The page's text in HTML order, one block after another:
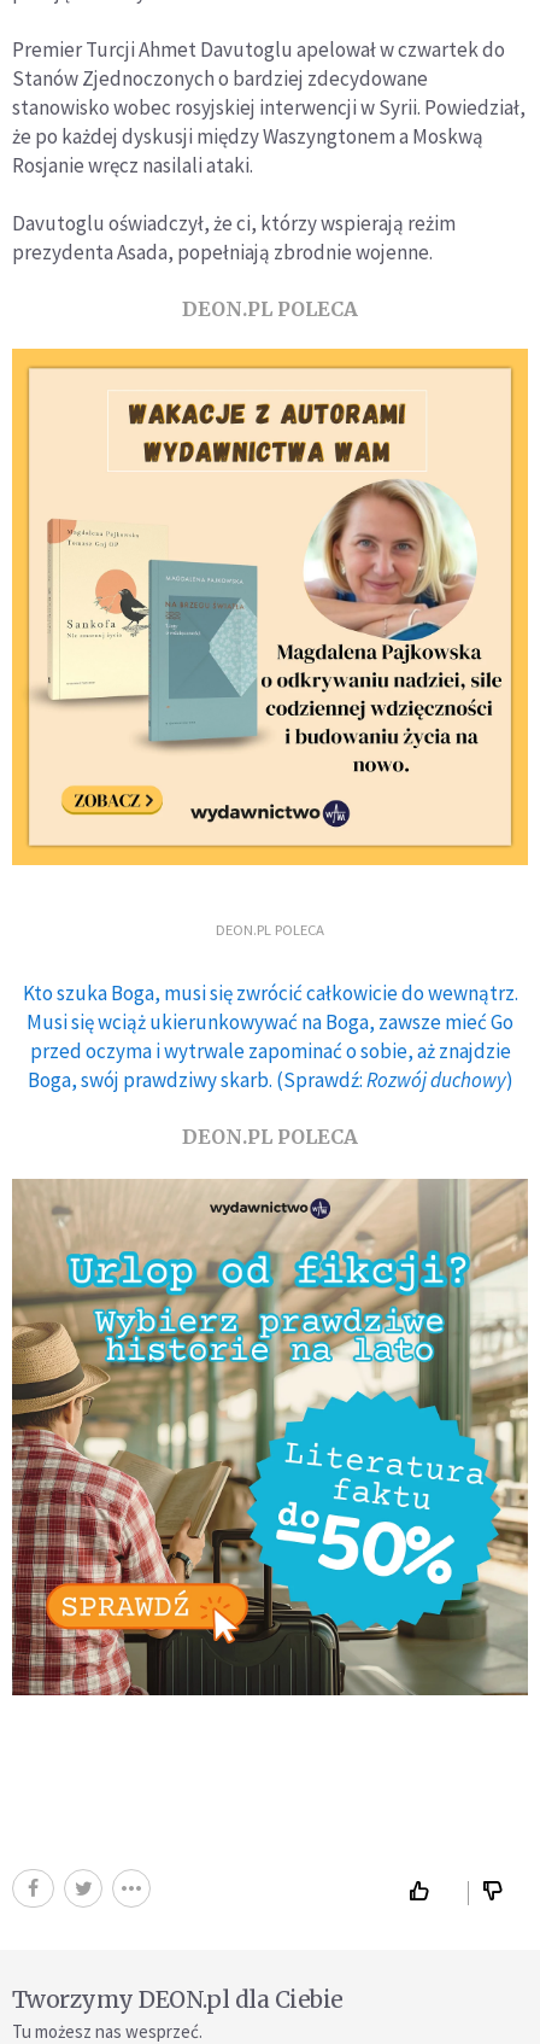
Premier Turcji Ahmet Davutoglu apelował w czwartek do
Stanów Zjednoczonych o bardziej zdecydowane
stanowisko wobec rosyjskiej interwencji w Syrii. Powiedział,
że po każdej dyskusji między Waszyngtonem a Moskwą
Rosjanie wręcz nasilali ataki.
Davutoglu oświadczył, że ci, którzy wspierają reżim
prezydenta Asada, popełniają zbrodnie wojenne.
DEON.PL POLECA
DEON.PL POLECA
Kto szuka Boga, musi się zwrócić całkowicie do wewnątrz.
Musi się wciąż ukierunkowywać na Boga, zawsze mieć Go
przed oczyma i wytrwale zapominać o sobie, aż znajdzie
Boga, swój prawdziwy skarb. (Sprawdź:Rozwój duchowy)
DEON.PL POLECA
Tworzymy DEON.pl dla Ciebie
Tu możesz nas wesprzeć.